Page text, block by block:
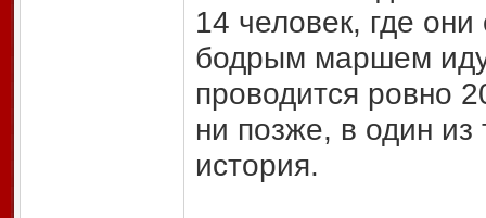
14 человек, где
бодрым маршем
проводится ровно
ни позже, в один из
история.